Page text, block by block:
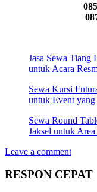
Jasa Sewa Tiang
untuk Acara
Sewa Kursi
untuk Event yang
Sewa Round
Jaksel untuk
Leave a comment
RESPON CEPAT